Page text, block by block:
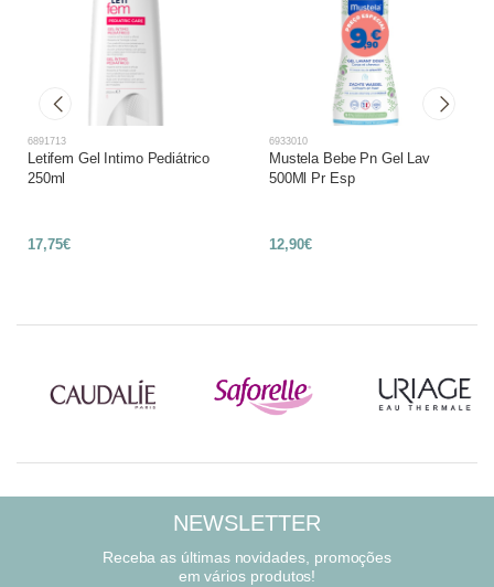
6891713
Letifem Gel Intimo Pediátrico
250ml
17,75€
6933010
Mustela Bebe Pn Gel Lav
500Ml Pr Esp
12,90€
NEWSLETTER
Receba as últimas novidades, promoções
em vários produtos!